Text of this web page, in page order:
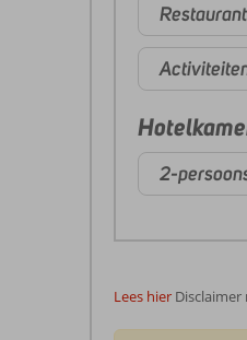
2-
Lees hier